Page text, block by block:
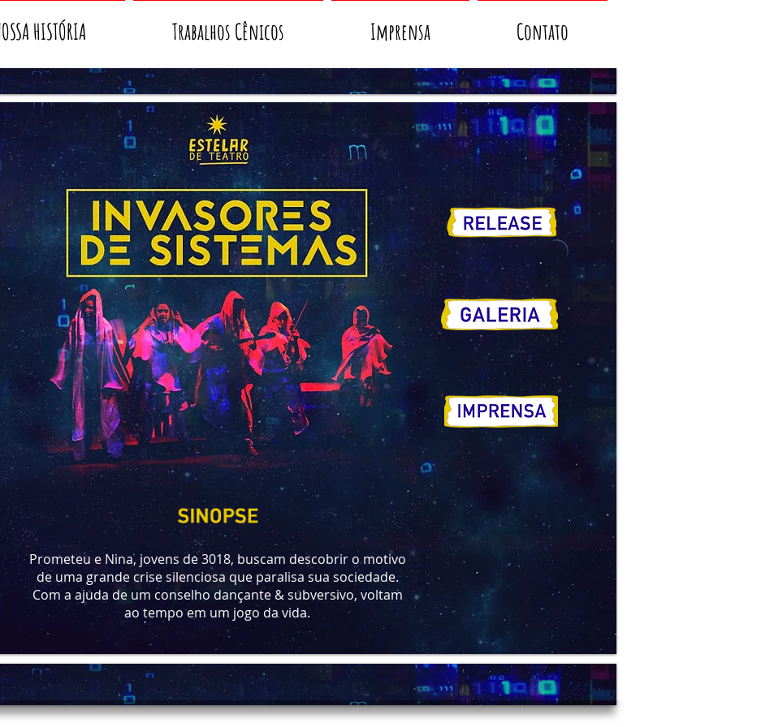
Prometeu e Nina, jovens de 3018, buscam descobrir o motivo
de uma grande crise silenciosa que paralisa sua sociedade.
Com a ajuda de um conselho dançante & subversivo, voltam
ao tempo em um jogo da vida.
HISTÓRIA Trabalhos Cênicos Imprensa Contato